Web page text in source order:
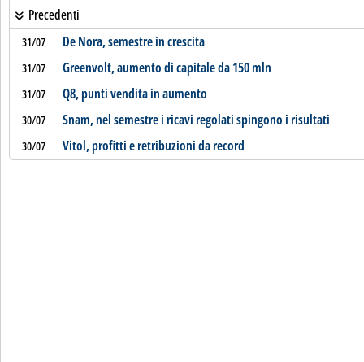
Precedenti
31/07 De Nora, semestre in crescita
31/07 Greenvolt, aumento di capitale da 150 mln
31/07 Q8, punti vendita in aumento
30/07 Snam, nel semestre i ricavi regolati spingono i risultati
30/07 Vitol, profitti e retribuzioni da record